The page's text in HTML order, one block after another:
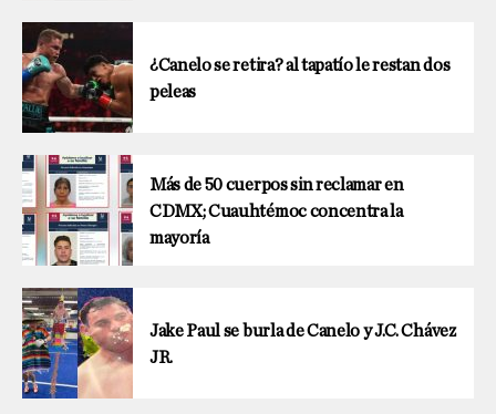
¿Canelo se retira? al tapatío le restan dos
peleas
Más de 50 cuerpos sin reclamar en
CDMX; Cuauhtémoc concentra la
mayoría
Jake Paul se burla de Canelo y J.C. Chávez
JR.